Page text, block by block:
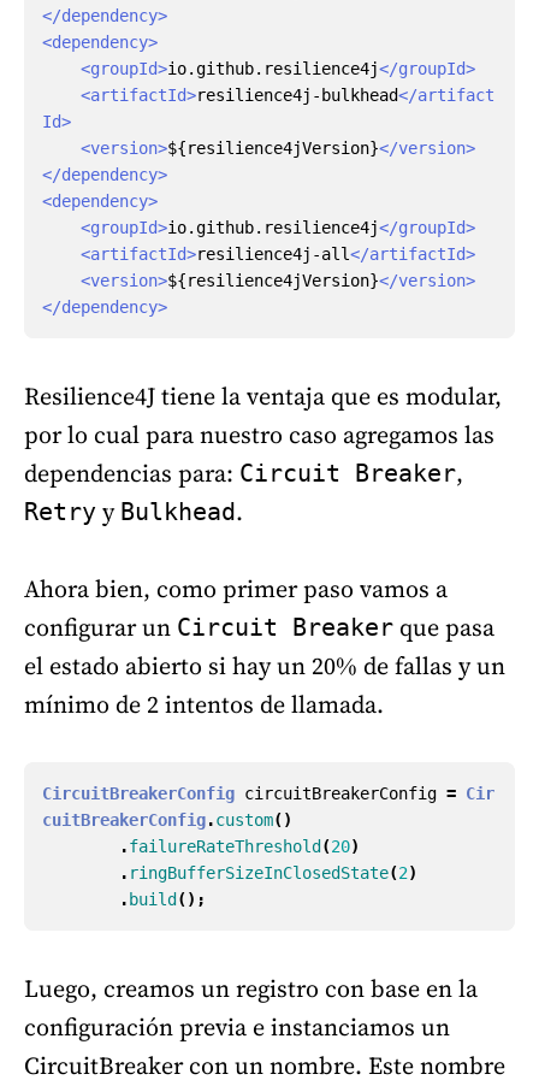
</dependency>
<dependency>
<groupId>io.github.resilience4j</groupId>
<artifactId>resilience4j-bulkhead</artifact
Id>
<version>${resilience4jVersion}</version>
</dependency>
<dependency>
<groupId>io.github.resilience4j</groupId>
<artifactId>resilience4j-all</artifactId>
<version>${resilience4jVersion}</version>
</dependency>
Resilience4J tiene la ventaja que es modular,
por lo cual para nuestro caso agregamos las
dependencias para: Circuit Breaker,
Retry y Bulkhead.
Ahora bien, como primer paso vamos a
configurar un Circuit Breaker que pasa
el estado abierto si hay un 20% de fallas y un
mínimo de 2 intentos de llamada.
CircuitBreakerConfig circuitBreakerConfig = Cir
cuitBreakerConfig.custom()
.failureRateThreshold (20)
. ringBufferSizeInClosedState(2)
. build ();
Luego, creamos un registro con base en la
configuración previa e instanciamos un
CircuitBreaker con un nombre. Este nombre